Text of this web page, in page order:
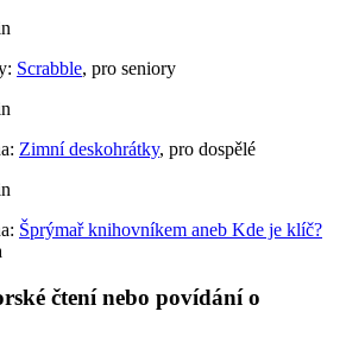
Scrabble, pro seniory
Zimní deskohrátky, pro dospělé
Šprýmař knihovníkem aneb Kde je klíč?
čtení nebo povídání o